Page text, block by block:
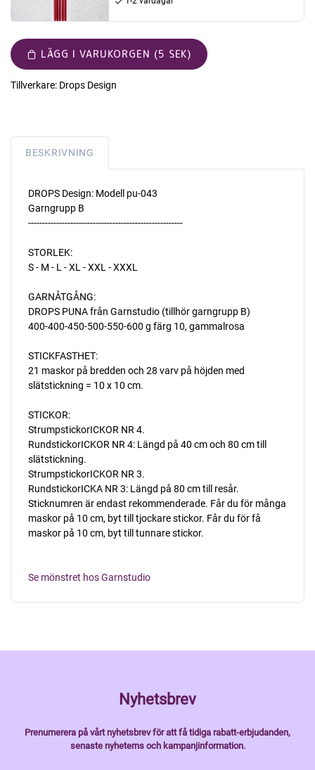
LÄGG I VARUKORGEN (5 SEK)
Tillverkare: Drops Design
BESKRIVNING
DROPS Design: Modell pu-043
Garngrupp B
-------------------------------------------------------
STORLEK:
S - M - L - XL - XXL - XXXL
GARNÅTGÅNG:
DROPS PUNA från Garnstudio (tillhör garngrupp B)
400-400-450-500-550-600 g färg 10, gammalrosa
STICKFASTHET:
21 maskor på bredden och 28 varv på höjden med
slätstickning = 10 x 10 cm.
STICKOR:
StrumpstickorICKOR NR 4.
RundstickorICKOR NR 4: Längd på 40 cm och 80 cm till
slätstickning.
StrumpstickorICKOR NR 3.
RundstickorICKA NR 3: Längd på 80 cm till resår.
Sticknumren är endast rekommenderade. Får du för många
maskor på 10 cm, byt till tjockare stickor. Får du för få
maskor på 10 cm, byt till tunnare stickor.
Se mönstret hos Garnstudio
Nyhetsbrev
Prenumerera på vårt nyhetsbrev för att få tidiga rabatt-erbjudanden,
senaste nyheterns och kampanjinformation.